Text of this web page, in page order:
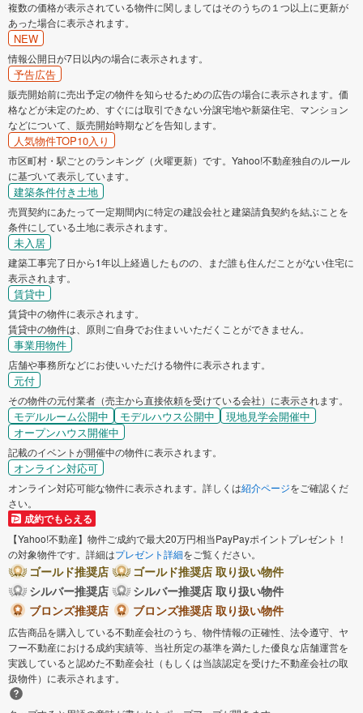
複数の価格が表示されている物件に関しましてはそのうちの１つ以上に更新が
あった場合に表示されます。
NEW
情報公開日が7日以内の場合に表示されます。
予告広告
販売開始前に売出予定の物件を知らせるための広告の場合に表示されます。価
格などが未定のため、すぐには取引できない分譲宅地や新築住宅、マンション
などについて、販売開始時期などを告知します。
人気物件TOP10入り
市区町村・駅ごとのランキング（火曜更新）です。Yahoo!不動産独自のルール
に基づいて表示しています。
建築条件付き土地
売買契約にあたって一定期間内に特定の建設会社と建築請負契約を結ぶことを
条件にしている土地に表示されます。
未入居
建築工事完了日から1年以上経過したものの、まだ誰も住んだことがない住宅に
表示されます。
賃貸中
賃貸中の物件に表示されます。
賃貸中の物件は、原則ご自身でお住まいいただくことができません。
事業用物件
店舗や事務所などにお使いいただける物件に表示されます。
元付
その物件の元付業者（売主から直接依頼を受けている会社）に表示されます。
モデルルーム公開中 モデルハウス公開中
現地見学会開催中
オープンハウス開催中
記載のイベントが開催中の物件に表示されます。
オンライン対応可
オンライン対応可能な物件に表示されます。詳しくは紹介ページをご確認くだ
さい。
成約でもらえる
【Yahoo!不動産】物件ご成約で最大20万円相当PayPayポイントプレゼント！
の対象物件です。詳細はプレゼント詳細をご覧ください。
ゴールド推奨店
ゴールド推奨店 取り扱い物件
シルバー推奨店
シルバー推奨店 取り扱い物件
ブロンズ推奨店
ブロンズ推奨店 取り扱い物件
広告商品を購入している不動産会社のうち、物件情報の正確性、法令遵守、ヤ
フー不動産における成約実績等、当社所定の基準を満たした優良な店舗運営を
実践していると認めた不動産会社（もしくは当該認定を受けた不動産会社の取
扱物件）に表示されます。